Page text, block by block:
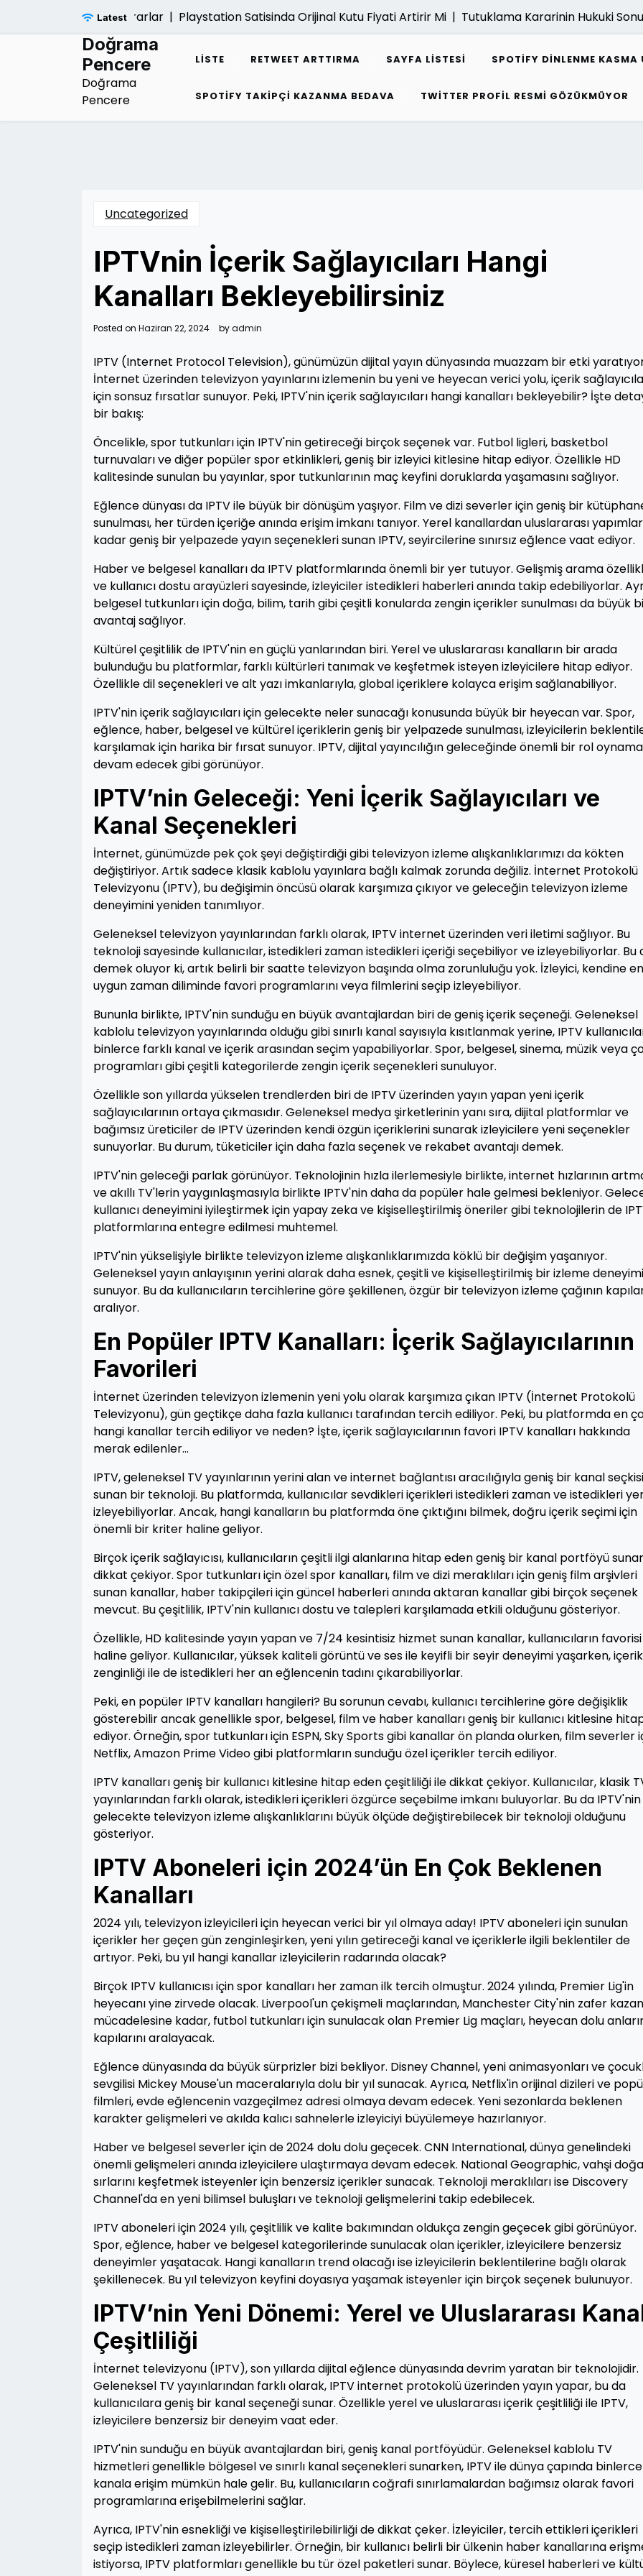
Latest
Verdigi Zararlar |Playstation Satisinda Orijinal Kutu Fiyati Artirir Mi | Tutuklama Kararinin Hukuki
Doğrama
Pencere
Doğrama
Pencere
LISTE RETWEET ARTTIRMA SAYFA LISTESI SPOTIFY DINLENME KASMA
SPOTIFY TAKIPÇI KAZANMA BEDAVA TWITTER PROFIL RESMI GÖZÜKMÜYOR
Uncategorized
IPTVnin İçerik Sağlayıcıları Hangi
Kanalları Bekleyebilirsiniz
Posted on Haziran 22, 2024 byadmin
IPTV (Internet Protocol Television), günümüzün dijital yayın dünyasında muazzam bir etki
İnternet üzerinden televizyon yayınlarını izlemenin bu yeni ve heyecan verici yolu, içerik
için sonsuz fırsatlar sunuyor. Peki, IPTV'nin içerik sağlayıcıları hangi kanalları bekleyebilir? İşte
bir bakış:
Öncelikle, spor tutkunları için IPTV'nin getireceği birçok seçenek var. Futbol ligleri, basketbol
turnuvaları ve diğer popüler spor etkinlikleri, geniş bir izleyici kitlesine hitap ediyor. Özellikle HD
kalitesinde sunulan bu yayınlar, spor tutkunlarının maç keyfini doruklarda yaşamasını sağlıyor.
Eğlence dünyası da IPTV ile büyük bir dönüşüm yaşıyor. Film ve dizi severler için geniş bir
sunulması, her türden içeriğe anında erişim imkanı tanıyor. Yerel kanallardan uluslararası
kadar geniş bir yelpazede yayın seçenekleri sunan IPTV, seyircilerine sınırsız eğlence vaat ediyor.
Haber ve belgesel kanalları da IPTV platformlarında önemli bir yer tutuyor. Gelişmiş arama
ve kullanıcı dostu arayüzleri sayesinde, izleyiciler istedikleri haberleri anında takip edebiliyorlar.
belgesel tutkunları için doğa, bilim, tarih gibi çeşitli konularda zengin içerikler sunulması da büyük
avantaj sağlıyor.
Kültürel çeşitlilik de IPTV'nin en güçlü yanlarından biri. Yerel ve uluslararası kanalların bir arada
bulunduğu bu platformlar, farklı kültürleri tanımak ve keşfetmek isteyen izleyicilere hitap ediyor.
Özellikle dil seçenekleri ve alt yazı imkanlarıyla, global içeriklere kolayca erişim sağlanabiliyor.
IPTV'nin içerik sağlayıcıları için gelecekte neler sunacağı konusunda büyük bir heyecan var. Spor,
eğlence, haber, belgesel ve kültürel içeriklerin geniş bir yelpazede sunulması, izleyicilerin
karşılamak için harika bir fırsat sunuyor. IPTV, dijital yayıncılığın geleceğinde önemli bir rol
devam edecek gibi görünüyor.
IPTV’nin Geleceği: Yeni İçerik Sağlayıcıları ve
Kanal Seçenekleri
İnternet, günümüzde pek çok şeyi değiştirdiği gibi televizyon izleme alışkanlıklarımızı da kökten
değiştiriyor. Artık sadece klasik kablolu yayınlara bağlı kalmak zorunda değiliz. İnternet Protokolü
Televizyonu (IPTV), bu değişimin öncüsü olarak karşımıza çıkıyor ve geleceğin televizyon izleme
deneyimini yeniden tanımlıyor.
Geleneksel televizyon yayınlarından farklı olarak, IPTV internet üzerinden veri iletimi sağlıyor. Bu
teknoloji sayesinde kullanıcılar, istedikleri zaman istedikleri içeriği seçebiliyor ve izleyebiliyorlar. Bu
demek oluyor ki, artık belirli bir saatte televizyon başında olma zorunluluğu yok. İzleyici, kendine en
uygun zaman diliminde favori programlarını veya filmlerini seçip izleyebiliyor.
Bununla birlikte, IPTV'nin sunduğu en büyük avantajlardan biri de geniş içerik seçeneği. Geleneksel
kablolu televizyon yayınlarında olduğu gibi sınırlı kanal sayısıyla kısıtlanmak yerine, IPTV
binlerce farklı kanal ve içerik arasından seçim yapabiliyorlar. Spor, belgesel, sinema, müzik veya
programları gibi çeşitli kategorilerde zengin içerik seçenekleri sunuluyor.
Özellikle son yıllarda yükselen trendlerden biri de IPTV üzerinden yayın yapan yeni içerik
sağlayıcılarının ortaya çıkmasıdır. Geleneksel medya şirketlerinin yanı sıra, dijital platformlar ve
bağımsız üreticiler de IPTV üzerinden kendi özgün içeriklerini sunarak izleyicilere yeni seçenekler
sunuyorlar. Bu durum, tüketiciler için daha fazla seçenek ve rekabet avantajı demek.
IPTV'nin geleceği parlak görünüyor. Teknolojinin hızla ilerlemesiyle birlikte, internet hızlarının
ve akıllı TV'lerin yaygınlaşmasıyla birlikte IPTV'nin daha da popüler hale gelmesi bekleniyor.
kullanıcı deneyimini iyileştirmek için yapay zeka ve kişiselleştirilmiş öneriler gibi teknolojilerin de
platformlarına entegre edilmesi muhtemel.
IPTV'nin yükselişiyle birlikte televizyon izleme alışkanlıklarımızda köklü bir değişim yaşanıyor.
Geleneksel yayın anlayışının yerini alarak daha esnek, çeşitli ve kişiselleştirilmiş bir izleme deneyimi
sunuyor. Bu da kullanıcıların tercihlerine göre şekillenen, özgür bir televizyon izleme çağının
aralıyor.
En Popüler IPTV Kanalları: İçerik Sağlayıcılarının
Favorileri
İnternet üzerinden televizyon izlemenin yeni yolu olarak karşımıza çıkan IPTV (İnternet Protokolü
Televizyonu), gün geçtikçe daha fazla kullanıcı tarafından tercih ediliyor. Peki, bu platformda en
hangi kanallar tercih ediliyor ve neden? İşte, içerik sağlayıcılarının favori IPTV kanalları hakkında
merak edilenler…
IPTV, geleneksel TV yayınlarının yerini alan ve internet bağlantısı aracılığıyla geniş bir kanal seçkisi
sunan bir teknoloji. Bu platformda, kullanıcılar sevdikleri içerikleri istedikleri zaman ve istedikleri
izleyebiliyorlar. Ancak, hangi kanalların bu platformda öne çıktığını bilmek, doğru içerik seçimi için
önemli bir kriter haline geliyor.
Birçok içerik sağlayıcısı, kullanıcıların çeşitli ilgi alanlarına hitap eden geniş bir kanal portföyü
dikkat çekiyor. Spor tutkunları için özel spor kanalları, film ve dizi meraklıları için geniş film arşivleri
sunan kanallar, haber takipçileri için güncel haberleri anında aktaran kanallar gibi birçok seçenek
mevcut. Bu çeşitlilik, IPTV'nin kullanıcı dostu ve talepleri karşılamada etkili olduğunu gösteriyor.
Özellikle, HD kalitesinde yayın yapan ve 7/24 kesintisiz hizmet sunan kanallar, kullanıcıların favorisi
haline geliyor. Kullanıcılar, yüksek kaliteli görüntü ve ses ile keyifli bir seyir deneyimi yaşarken, içerik
zenginliği ile de istedikleri her an eğlencenin tadını çıkarabiliyorlar.
Peki, en popüler IPTV kanalları hangileri? Bu sorunun cevabı, kullanıcı tercihlerine göre değişiklik
gösterebilir ancak genellikle spor, belgesel, film ve haber kanalları geniş bir kullanıcı kitlesine
ediyor. Örneğin, spor tutkunları için ESPN, Sky Sports gibi kanallar ön planda olurken, film severler
Netflix, Amazon Prime Video gibi platformların sunduğu özel içerikler tercih ediliyor.
IPTV kanalları geniş bir kullanıcı kitlesine hitap eden çeşitliliği ile dikkat çekiyor. Kullanıcılar, klasik
yayınlarından farklı olarak, istedikleri içerikleri özgürce seçebilme imkanı buluyorlar. Bu da IPTV'nin
gelecekte televizyon izleme alışkanlıklarını büyük ölçüde değiştirebilecek bir teknoloji olduğunu
gösteriyor.
IPTV Aboneleri için 2024’ün En Çok Beklenen
Kanalları
2024 yılı, televizyon izleyicileri için heyecan verici bir yıl olmaya aday! IPTV aboneleri için sunulan
içerikler her geçen gün zenginleşirken, yeni yılın getireceği kanal ve içeriklerle ilgili beklentiler de
artıyor. Peki, bu yıl hangi kanallar izleyicilerin radarında olacak?
Birçok IPTV kullanıcısı için spor kanalları her zaman ilk tercih olmuştur. 2024 yılında, Premier Lig'in
heyecanı yine zirvede olacak. Liverpool'un çekişmeli maçlarından, Manchester City'nin zafer
mücadelesine kadar, futbol tutkunları için sunulacak olan Premier Lig maçları, heyecan dolu
kapılarını aralayacak.
Eğlence dünyasında da büyük sürprizler bizi bekliyor. Disney Channel, yeni animasyonları ve
sevgilisi Mickey Mouse'un maceralarıyla dolu bir yıl sunacak. Ayrıca, Netflix'in orijinal dizileri ve
filmleri, evde eğlencenin vazgeçilmez adresi olmaya devam edecek. Yeni sezonlarda beklenen
karakter gelişmeleri ve akılda kalıcı sahnelerle izleyiciyi büyülemeye hazırlanıyor.
Haber ve belgesel severler için de 2024 dolu dolu geçecek. CNN International, dünya genelindeki
önemli gelişmeleri anında izleyicilere ulaştırmaya devam edecek. National Geographic, vahşi
sırlarını keşfetmek isteyenler için benzersiz içerikler sunacak. Teknoloji meraklıları ise Discovery
Channel'da en yeni bilimsel buluşları ve teknoloji gelişmelerini takip edebilecek.
IPTV aboneleri için 2024 yılı, çeşitlilik ve kalite bakımından oldukça zengin geçecek gibi görünüyor.
Spor, eğlence, haber ve belgesel kategorilerinde sunulacak olan içerikler, izleyicilere benzersiz
deneyimler yaşatacak. Hangi kanalların trend olacağı ise izleyicilerin beklentilerine bağlı olarak
şekillenecek. Bu yıl televizyon keyfini doyasıya yaşamak isteyenler için birçok seçenek bulunuyor.
IPTV’nin Yeni Dönemi: Yerel ve Uluslararası
Çeşitliliği
İnternet televizyonu (IPTV), son yıllarda dijital eğlence dünyasında devrim yaratan bir teknolojidir.
Geleneksel TV yayınlarından farklı olarak, IPTV internet protokolü üzerinden yayın yapar, bu da
kullanıcılara geniş bir kanal seçeneği sunar. Özellikle yerel ve uluslararası içerik çeşitliliği ile IPTV,
izleyicilere benzersiz bir deneyim vaat eder.
IPTV'nin sunduğu en büyük avantajlardan biri, geniş kanal portföyüdür. Geleneksel kablolu TV
hizmetleri genellikle bölgesel ve sınırlı kanal seçenekleri sunarken, IPTV ile dünya çapında binlerce
kanala erişim mümkün hale gelir. Bu, kullanıcıların coğrafi sınırlamalardan bağımsız olarak favori
programlarına erişebilmelerini sağlar.
Ayrıca, IPTV'nin esnekliği ve kişiselleştirilebilirliği de dikkat çeker. İzleyiciler, tercih ettikleri içerikleri
seçip istedikleri zaman izleyebilirler. Örneğin, bir kullanıcı belirli bir ülkenin haber kanallarına
istiyorsa, IPTV platformları genellikle bu tür özel paketleri sunar. Böylece, küresel haberleri ve